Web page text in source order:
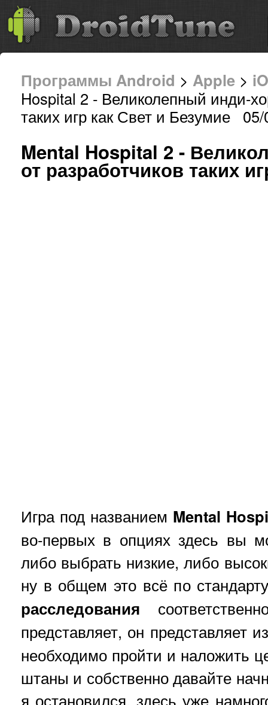
Программы Android > Apple >
Hospital 2 - Великолепный инди-
таких игр как Свет и Безумие
Mental Hospital 2 -
от разработчиков таких
Игра под названием Mental
во-первых в опциях здесь вы
либо выбрать низкие, либо
ну в общем это всё по
расследования
представляет, он представляет
необходимо пройти и наложить
штаны и собственно давайте
я остановился, здесь уже